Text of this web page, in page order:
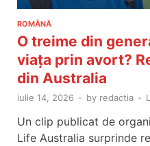
ROMÂNĂ
O treime din
viața prin avort?
din Australia
iulie 14, 2026 - by redactia -
Un clip publicat de
Life Australia surprinde